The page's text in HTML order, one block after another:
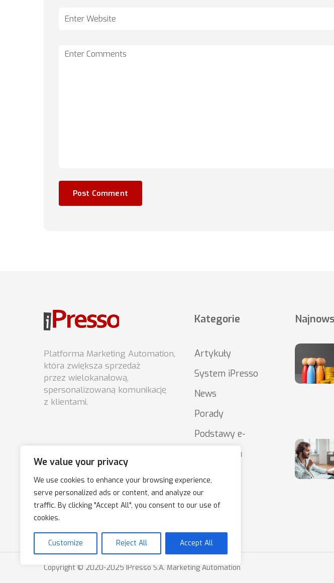
We value your privacy
We use cookies to enhance your browsing experience,
serve personalized ads or content, and analyze our
traffic. By clicking "Accept All", you consent to our use of
cookies.
Customize Reject All Accept All
Platforma Marketing Automation,
która zwiększa sprzedaż
przez wielokanałową,
spersonalizowaną komunikację
z klientami.
Kategorie
Artykuły
System iPresso
News
Porady
Podstawy e-
marketingu
Copyright © 2020-2025 IPresso S.A. Marketing Automation